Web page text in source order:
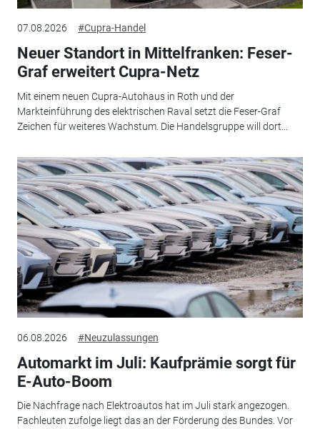
07.08.2026 #Cupra-Handel
Neuer Standort in Mittelfranken: Feser-
Graf erweitert Cupra-Netz
Mit einem neuen Cupra-Autohaus in Roth und der
Markteinführung des elektrischen Raval setzt die Feser-Graf
Zeichen für weiteres Wachstum. Die Handelsgruppe will dort...
06.08.2026 #Neuzulassungen
Automarkt im Juli: Kaufprämie sorgt für
E-Auto-Boom
Die Nachfrage nach Elektroautos hat im Juli stark angezogen.
Fachleuten zufolge liegt das an der Förderung des Bundes. Vor